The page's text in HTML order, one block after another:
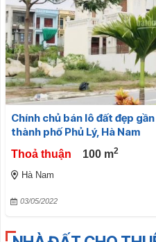
Chính chủ bán lô đất đẹp
thành phố Phủ Lý, Hà Nam
Thoả thuận 100 m2
Hà Nam
03/05/2022